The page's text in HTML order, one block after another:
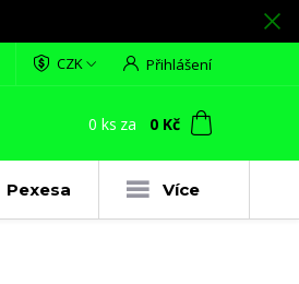
CZK Přihlášení
0 ks za 0 Kč
Pexesa Více